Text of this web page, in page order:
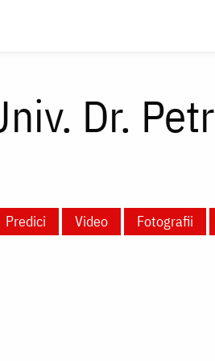
Dr.
Predici Video Fotografii